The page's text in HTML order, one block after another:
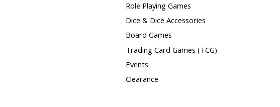
Role Playing Games
Dice & Dice Accessories
Board Games
Trading Card Games (TCG)
Events
Clearance